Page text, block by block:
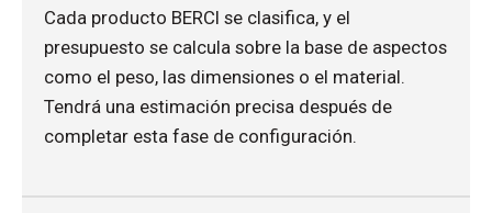
Cada producto BERCI se clasifica, y el
presupuesto se calcula sobre la base de aspectos
como el peso, las dimensiones o el material.
Tendrá una estimación precisa después de
completar esta fase de configuración.